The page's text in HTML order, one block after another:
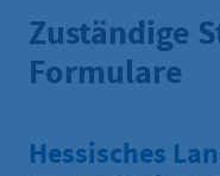
Zuständige
Formulare
Hessisches